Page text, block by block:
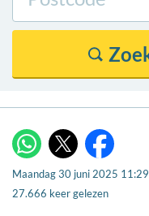
WhatsApp
X Facebook
Maandag 30 juni 2025 11:29
27.666 keer gelezen